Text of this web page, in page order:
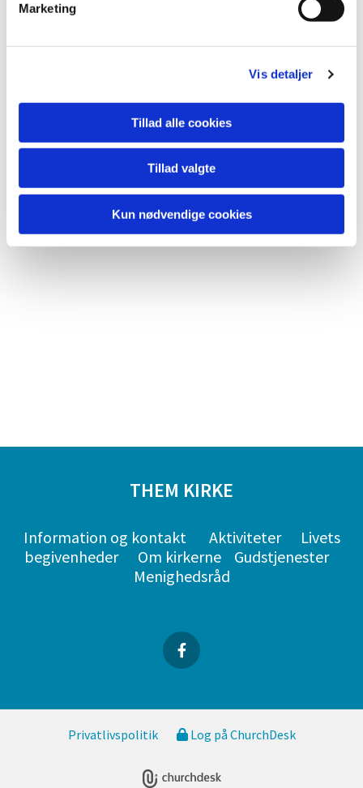
Marketing
Vis detaljer
Tillad alle cookies
Tillad valgte
Kun nødvendige cookies
THEM KIRKE
Information og kontakt Aktiviteter
Livets
begivenheder
Om kirkerne
Gudstjenester
Menighedsråd
Privatlivspolitik Log på ChurchDesk